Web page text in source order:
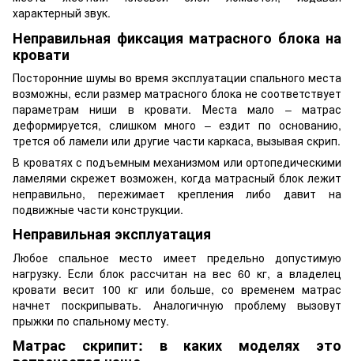
характерный звук.
Неправильная фиксация матрасного блока на
кровати
Посторонние шумы во время эксплуатации спального места
возможны, если размер матрасного блока не соответствует
параметрам ниши в кровати. Места мало – матрас
деформируется, слишком много – ездит по основанию,
трется об ламели или другие части каркаса, вызывая скрип.
В кроватях с подъемным механизмом или ортопедическими
ламелями скрежет возможен, когда матрасный блок лежит
неправильно, пережимает крепления либо давит на
подвижные части конструкции.
Неправильная эксплуатация
Любое спальное место имеет предельно допустимую
нагрузку. Если блок рассчитан на вес 60 кг, а владелец
кровати весит 100 кг или больше, со временем матрас
начнет поскрипывать. Аналогичную проблему вызовут
прыжки по спальному месту.
Матрас скрипит: в каких моделях это